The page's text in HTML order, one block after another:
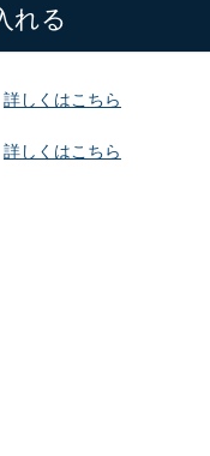
れる
詳しくはこちら
詳しくはこちら